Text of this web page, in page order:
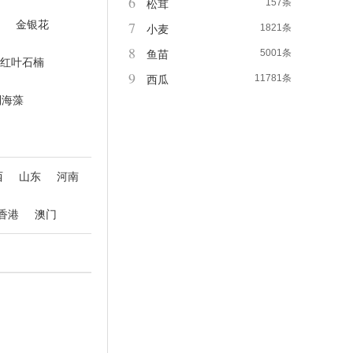
金银花
红叶石楠
藻
山东 河南
港 澳门
157条
松茸
1821条
7 小麦
5001条
8 鱼苗
11781条
9 西瓜